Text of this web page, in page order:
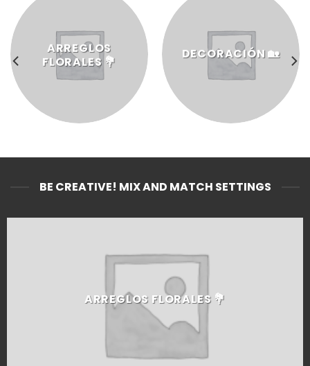
ARREGLOS
FLORALES 💐
DECORACIÓN 🏡
BE CREATIVE! MIX AND MATCH SETTINGS
ARREGLOS FLORALES 💐